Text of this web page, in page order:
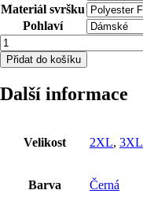
Materiál svršku
Pohlaví
Dámská
mikina
fleece
černá
Přidat do košíku
Další informace
Velikost 2XL, 3XL
Barva Černá